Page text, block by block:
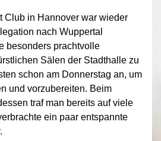
Club in Hannover war wieder
nach Wuppertal
besonders prachtvolle
Sälen der Stadthalle zu
schon am Donnerstag an, um
und vorzubereiten. Beim
traf man bereits auf viele
ein paar entspannte